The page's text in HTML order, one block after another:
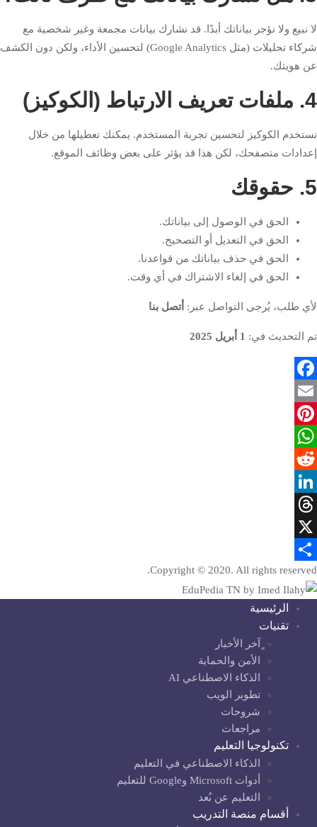
لا نبيع ولا نؤجر بياناتك أبدًا. قد نشارك بيانات مجمعة وغير شخصية مع
شركاء تحليلات (مثل Google Analytics) لتحسين الأداء، ولكن دون الكشف
عن هويتك.
4. ملفات تعريف الارتباط (الكوكيز)
نستخدم الكوكيز لتحسين تجربة المستخدم. يمكنك تعطيلها من خلال
إعدادات متصفحك، لكن هذا قد يؤثر على بعض وظائف الموقع.
5. حقوقك
الحق في الوصول إلى بياناتك.
الحق في التعديل أو التصحيح.
الحق في حذف بياناتك من قواعدنا.
الحق في إلغاء الاشتراك في أي وقت.
لأي طلب، يُرجى التواصل عبر: أتصل بنا
تم التحديث في: 1 أبريل 2025
Facebook
Email
Pinterest
WhatsApp
Reddit
LinkedIn
Threads
X
Share
Copyright © 2020. All rights reserved.
الرئيسية
تقنيات
ٍآخر الأخبار
الأمن والحماية
الذكاء الاصطناعي AI
تطوير الويب
شروحات
مراجعات
تكنولوجيا التعليم
الذكاء الاصطناعي في التعليم
أدوات Microsoft وGoogle للتعليم
التعليم عن بُعد
أقسام منصة التدريب